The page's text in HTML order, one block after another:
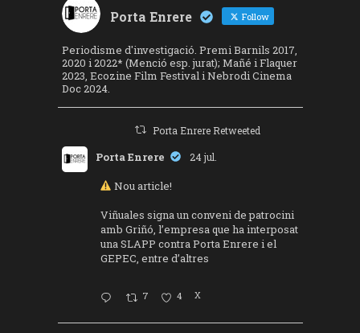
Porta Enrere Follow
Periodisme d'investigació. Premi Barnils 2017,
2020 i 2022* (Menció esp. jurat); Mañé i Flaquer
2023, Ecozine Film Festival i Nebrodi Cinema
Doc 2024.
Porta Enrere Retweeted
Porta Enrere 24 jul.
Nou article!
Viñuales signa un conveni de patrocini
amb Griñó, l’empresa que ha interposat
una SLAPP contra Porta Enrere i el
GEPEC, entre d’altres
7 4 X